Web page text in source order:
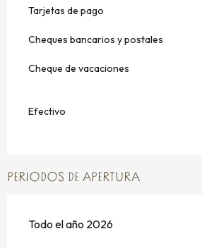
Tarjetas de pago
Cheques bancarios y postales
Cheque de vacaciones
Efectivo
PERIODOS DE APERTURA
Todo el año 2026